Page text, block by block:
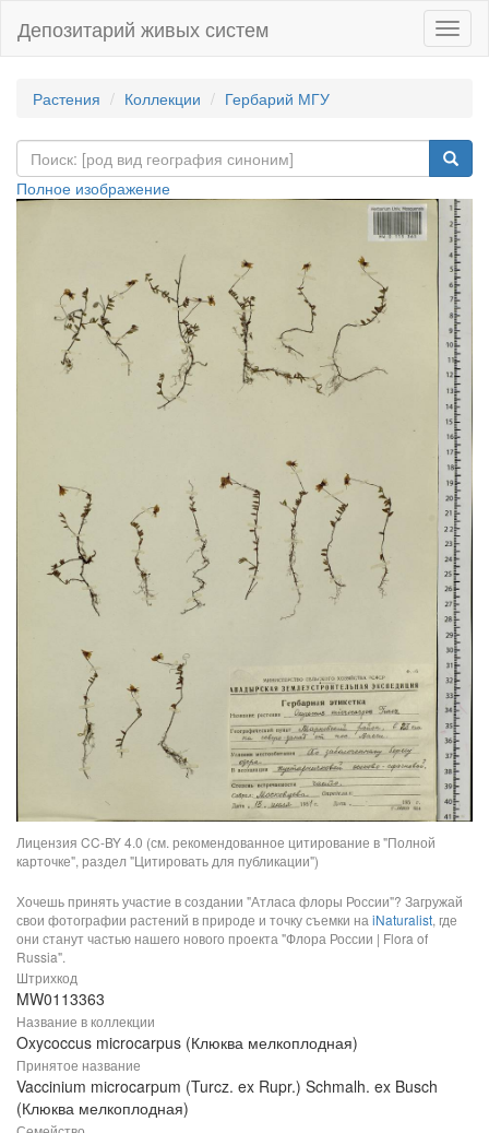
Депозитарий живых систем
Растения Коллекции Гербарий МГУ
Полное изображение
Лицензия CC-BY 4.0 (см. рекомендованное цитирование в "Полной
карточке", раздел "Цитировать для публикации")
Хочешь принять участие в создании "Атласа флоры России"? Загружай
свои фотографии растений в природе и точку съемки на iNaturalist, где
они станут частью нашего нового проекта "Флора России | Flora of
Russia".
Штрихкод
MW0113363
Название в коллекции
Oxycoccus microcarpus (Клюква мелкоплодная)
Принятое название
Vaccinium microcarpum (Turcz. ex Rupr.) Schmalh. ex Busch
(Клюква мелкоплодная)